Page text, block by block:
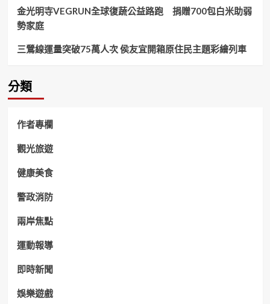
急
難
金！
金光明寺VEGRUN全球復蔬公益路跑 捐贈700包白米助弱
勢家庭
三鶯線運量突破75萬人次 侯友宜開箱原住民主題彩繪列車
分類
作者專欄
觀光旅遊
健康美食
警政消防
兩岸焦點
運動報導
即時新聞
娛樂遊戲